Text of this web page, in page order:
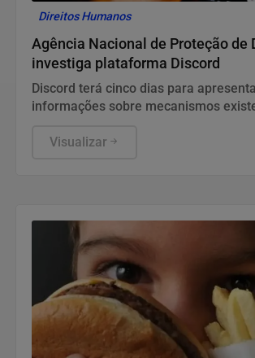
Direitos Humanos
Agência Nacional de Proteção de
investiga plataforma Discord
Discord terá cinco dias para
informações sobre mecanismos
crianças e adolescentes, informou a
Visualizar